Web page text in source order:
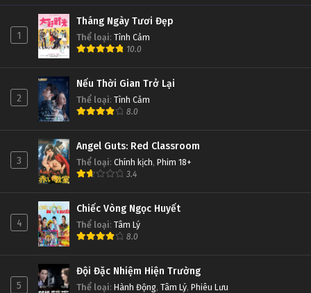
1
Tháng Ngày Tươi Đẹp
Thể loại: Tình Cảm
10.0
2
Nếu Thời Gian Trở Lại
Thể loại: Tình Cảm
8.0
3
Angel Guts: Red Classroom
Thể loại: Chính kịch, Phim 18+
3.4
4
Chiếc Vòng Ngọc Huyết
Thể loại: Tâm Lý
8.0
5
Đội Đặc Nhiệm Hiện Trường
Thể loại: Hành Động, Tâm Lý, Phiêu Lưu